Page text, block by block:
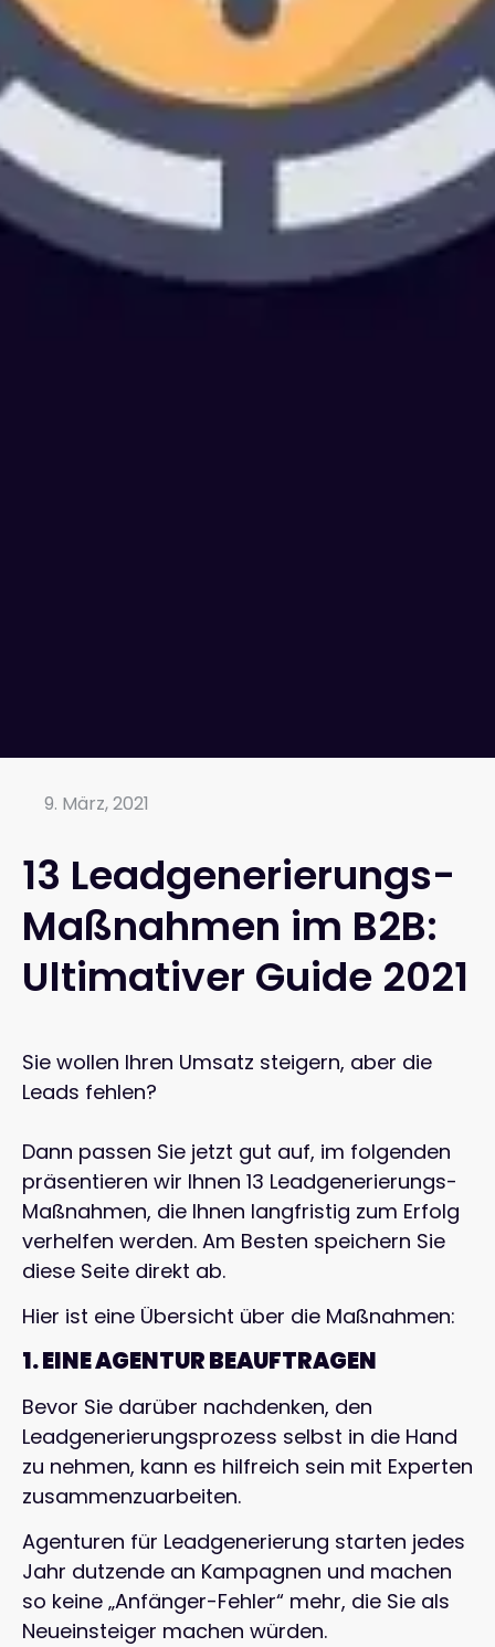
9. März, 2021
13 Leadgenerierungs-
Maßnahmen im B2B:
Ultimativer Guide 2021
Sie wollen Ihren Umsatz steigern, aber die
Leads fehlen?
Dann passen Sie jetzt gut auf, im folgenden
präsentieren wir Ihnen 13 Leadgenerierungs-
Maßnahmen, die Ihnen langfristig zum Erfolg
verhelfen werden. Am Besten speichern Sie
diese Seite direkt ab.
Hier ist eine Übersicht über die Maßnahmen:
1. EINE AGENTUR BEAUFTRAGEN
Bevor Sie darüber nachdenken, den
Leadgenerierungsprozess selbst in die Hand
zu nehmen, kann es hilfreich sein mit Experten
zusammenzuarbeiten.
Agenturen für Leadgenerierung starten jedes
Jahr dutzende an Kampagnen und machen
so keine „Anfänger-Fehler“ mehr, die Sie als
Neueinsteiger machen würden.